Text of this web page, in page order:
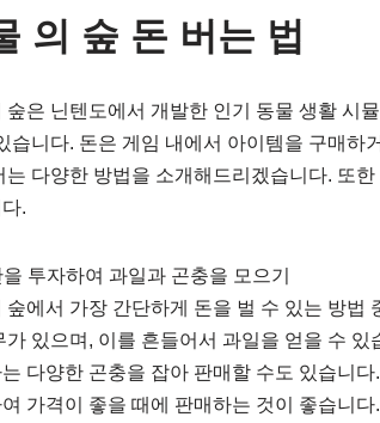
의 숲 돈 버는 법
숲은 닌텐도에서 개발한 인기 동물 생활 시
습니다. 돈은 게임 내에서 아이템을 구매하
는 다양한 방법을 소개해드리겠습니다. 또
.
투자하여 과일과 곤충을 모으기
숲에서 가장 간단하게 돈을 벌 수 있는 방법
가 있으며, 이를 흔들어서 과일을 얻을 수
다양한 곤충을 잡아 판매할 수도 있습니
가격이 좋을 때에 판매하는 것이 좋습니다.